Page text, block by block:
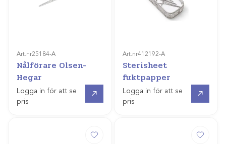
Art.nr25184-A
Nålförare Olsen-
Hegar
Logga in för att se
pris
Art.nr412192-A
Sterisheet
fuktpapper
Logga in för att se
pris